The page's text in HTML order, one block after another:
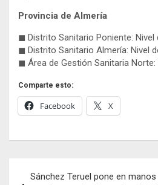
Provincia de Almería
◼ Distrito Sanitario Poniente: Nivel
◼ Distrito Sanitario Almería: Nivel
◼ Área de Gestión Sanitaria Norte:
Comparte esto:
Facebook X
Sánchez Teruel pone en